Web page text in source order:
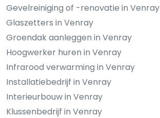
Gevelreiniging of -renovatie in Venray
Glaszetters in Venray
Groendak aanleggen in Venray
Hoogwerker huren in Venray
Infrarood verwarming in Venray
Installatiebedrijf in Venray
Interieurbouw in Venray
Klussenbedrijf in Venray